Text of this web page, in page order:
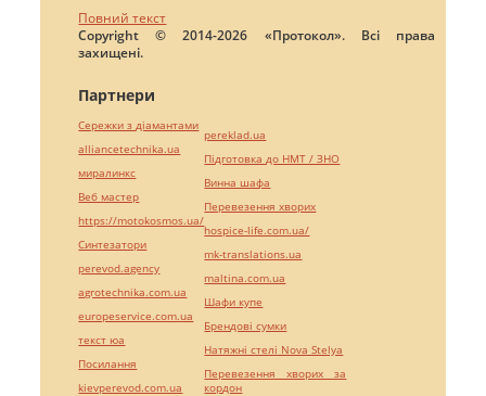
Повний текст
Copyright © 2014-2026 «Протокол». Всі права
захищені.
Партнери
Сережки з діамантами
alliancetechnika.ua
миралинкс
Веб мастер
https://motokosmos.ua/
Синтезатори
perevod.agency
agrotechnika.com.ua
europeservice.com.ua
текст юа
Посилання
kievperevod.com.ua
pereklad.ua
Підготовка до НМТ / ЗНО
Винна шафа
Перевезення хворих
hospice-life.com.ua/
mk-translations.ua
maltina.com.ua
Шафи купе
Брендові сумки
Натяжні стелі Nova Stelya
Перевезення хворих за
кордон